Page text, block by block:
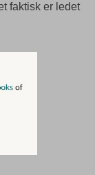
faktisk er ledet